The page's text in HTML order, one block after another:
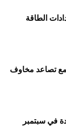
إمدادات الطاقة
مع تصاعد مخاوف
في سبتمبر